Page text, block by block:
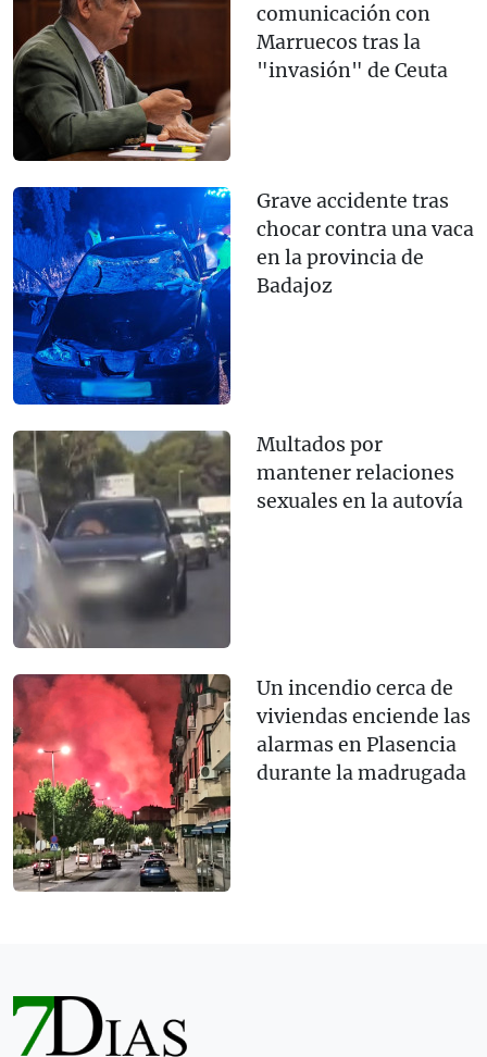
comunicación con
Marruecos tras la
"invasión" de Ceuta
Grave accidente tras
chocar contra una vaca
en la provincia de
Badajoz
Multados por
mantener relaciones
sexuales en la autovía
Un incendio cerca de
viviendas enciende las
alarmas en Plasencia
durante la madrugada